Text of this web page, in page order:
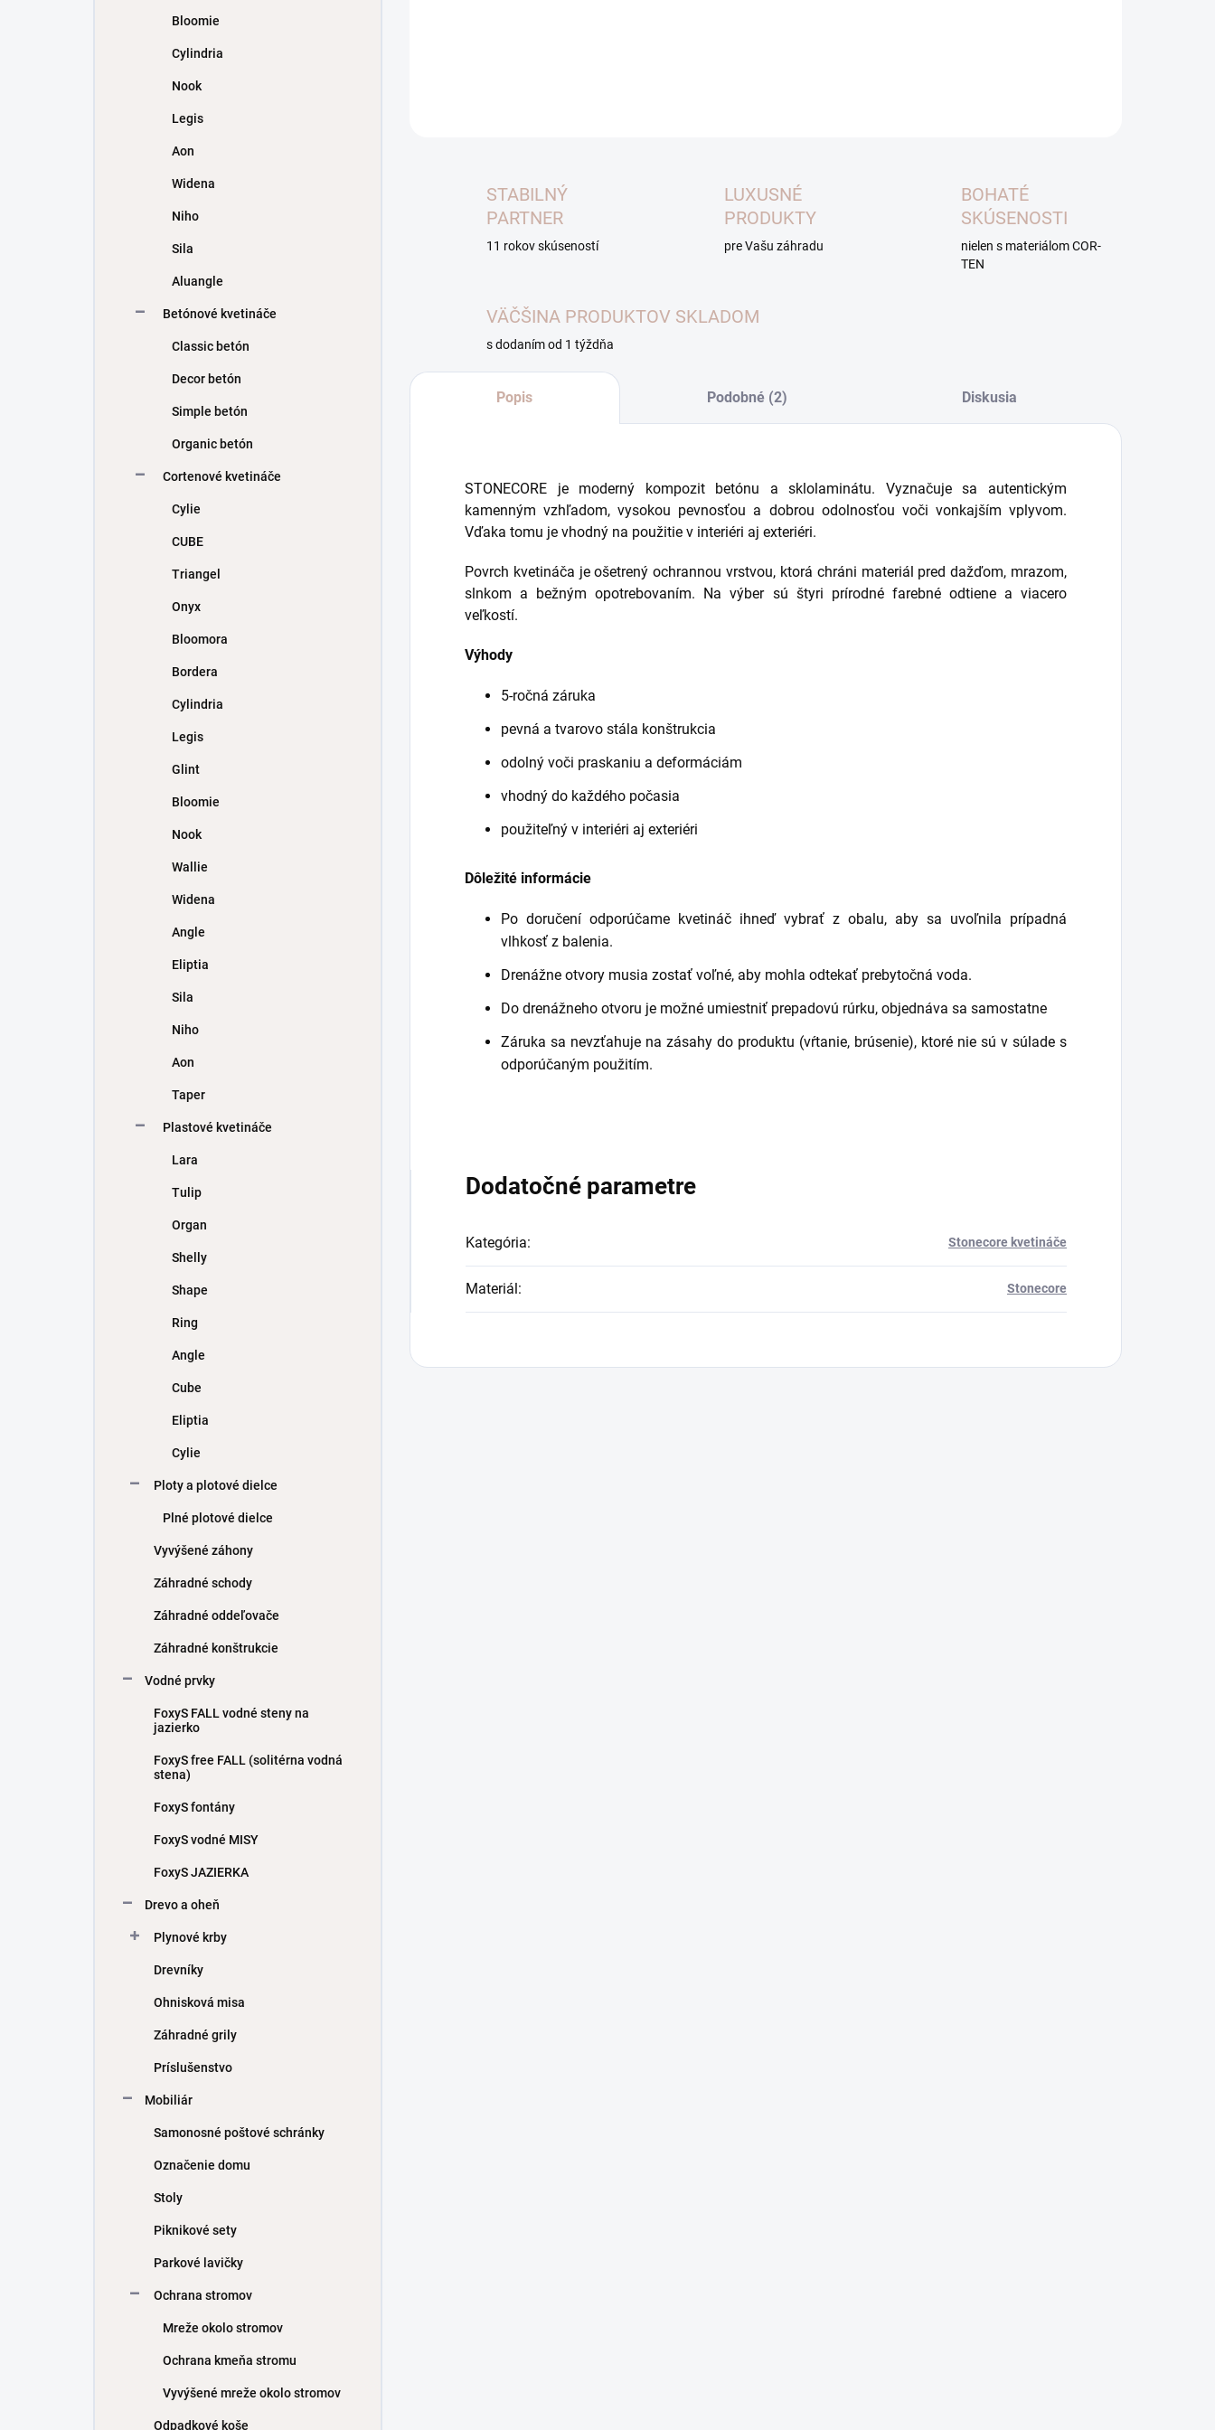
Bloomie
Cylindria
Nook
Legis
Aon
Widena
Niho
Sila
Aluangle
Betónové kvetináče
Classic betón
Decor betón
Simple betón
Organic betón
Cortenové kvetináče
Cylie
CUBE
Triangel
Onyx
Bloomora
Bordera
Cylindria
Legis
Glint
Bloomie
Nook
Wallie
Widena
Angle
Eliptia
Sila
Niho
Aon
Taper
Plastové kvetináče
Lara
Tulip
Organ
Shelly
Shape
Ring
Angle
Cube
Eliptia
Cylie
Ploty a plotové dielce
Plné plotové dielce
Vyvýšené záhony
Záhradné schody
Záhradné oddeľovače
Záhradné konštrukcie
Vodné prvky
FoxyS FALL vodné steny na
jazierko
FoxyS free FALL (solitérna vodná
stena)
FoxyS fontány
FoxyS vodné MISY
FoxyS JAZIERKA
Drevo a oheň
Plynové krby
Drevníky
Ohnisková misa
Záhradné grily
Príslušenstvo
Mobiliár
Samonosné poštové schránky
Označenie domu
Stoly
Piknikové sety
Parkové lavičky
Ochrana stromov
Mreže okolo stromov
Ochrana kmeňa stromu
Vyvýšené mreže okolo stromov
Odpadkové koše
STABILNÝ
PARTNER
11 rokov skúseností
LUXUSNÉ
PRODUKTY
pre Vašu záhradu
BOHATÉ
SKÚSENOSTI
nielen s materiálom COR-
TEN
VÄČŠINA PRODUKTOV SKLADOM
s dodaním od 1 týždňa
Popis Podobné (2) Diskusia
STONECORE je moderný kompozit betónu a sklolaminátu. Vyznačuje sa autentickým
kamenným vzhľadom, vysokou pevnosťou a dobrou odolnosťou voči vonkajším vplyvom.
Vďaka tomu je vhodný na použitie v interiéri aj exteriéri.
Povrch kvetináča je ošetrený ochrannou vrstvou, ktorá chráni materiál pred dažďom, mrazom,
slnkom a bežným opotrebovaním. Na výber sú štyri prírodné farebné odtiene a viacero
veľkostí.
Výhody
5-ročná záruka
pevná a tvarovo stála konštrukcia
odolný voči praskaniu a deformáciám
vhodný do každého počasia
použiteľný v interiéri aj exteriéri
Dôležité informácie
Po doručení odporúčame kvetináč ihneď vybrať z obalu, aby sa uvoľnila prípadná
vlhkosť z balenia.
Drenážne otvory musia zostať voľné, aby mohla odtekať prebytočná voda.
Do drenážneho otvoru je možné umiestniť prepadovú rúrku, objednáva sa samostatne
Záruka sa nevzťahuje na zásahy do produktu (vŕtanie, brúsenie), ktoré nie sú v súlade s
odporúčaným použitím.
Dodatočné parametre
Kategória: Stonecore kvetináče
Materiál: Stonecore